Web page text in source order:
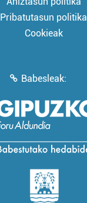
Pribatutasun politika
Cookieak
Babesleak: